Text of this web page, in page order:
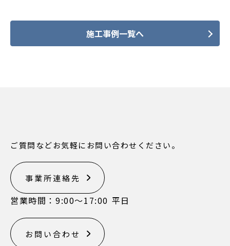
施工事例一覧へ
ご質問などお気軽にお問い合わせください。
事業所連絡先
営業時間：9:00〜17:00 平日
お問い合わせ